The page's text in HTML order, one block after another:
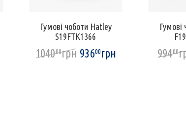
Гумові чоботи Hatley
S19FTK1366
104000грн 93600грн
Гумові
99400